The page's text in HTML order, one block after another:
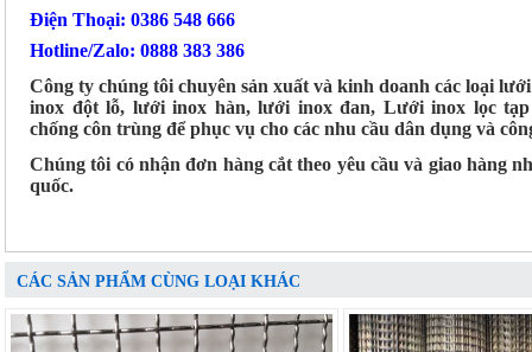
Điện Thoại: 0386 548 666
Hotline/Zalo: 0888 383 386
Công ty chúng tôi chuyên sản xuất và kinh doanh các loại
inox đột lỗ, lưới inox hàn, lưới inox đan, Lưới inox lọc
chống côn trùng để phục vụ cho các nhu cầu dân dụng và
Chúng tôi có nhận đơn hàng cắt theo yêu cầu và giao hàng
quốc.
CÁC SẢN PHẨM CÙNG LOẠI KHÁC